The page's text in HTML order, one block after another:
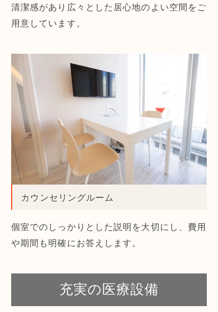
清潔感があり広々とした居心地のよい空間をご
用意しています。
カウンセリングルーム
個室でのしっかりとした説明を大切にし、費用
や期間も明確にお答えします。
充実の医療設備